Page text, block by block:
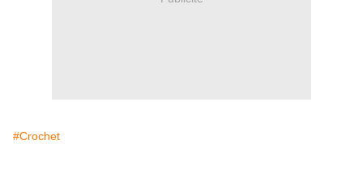
#Crochet